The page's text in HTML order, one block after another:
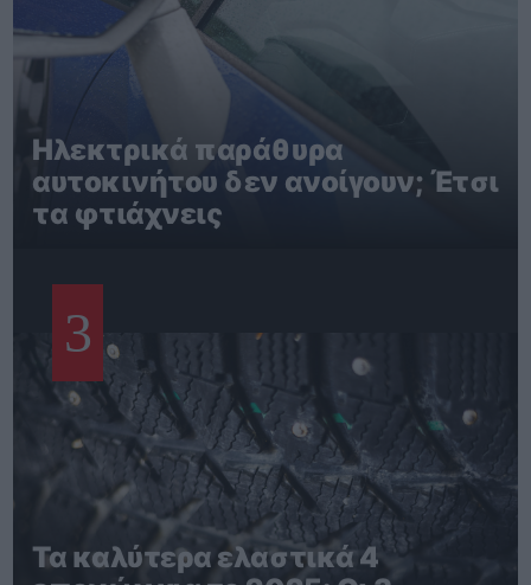
Ηλεκτρικά παράθυρα
αυτοκινήτου δεν ανοίγουν; Έτσι
τα φτιάχνεις
3
Τα καλύτερα ελαστικά 4